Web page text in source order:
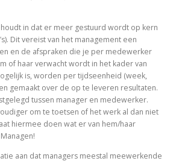
houdt in dat er meer gestuurd wordt op kern
Dit vereist van het management een
en de afspraken die je per medewerker
of haar verwacht wordt in het kader van
is, worden per tijdseenheid (week,
gemaakt over de op te leveren resultaten.
tussen manager en medewerker.
om te toetsen of het werk al dan niet
hiermee doen wat er van hem/haar
aan dat managers meestal meewerkende